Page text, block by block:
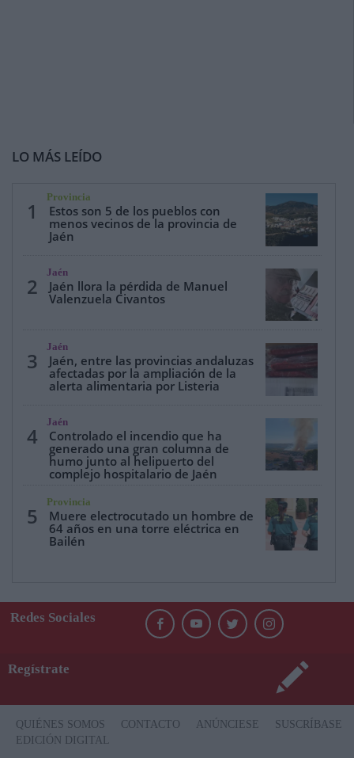
LO MÁS LEÍDO
1
Provincia
Estos son 5 de los pueblos con
menos vecinos de la provincia de
Jaén
2
Jaén
Jaén llora la pérdida de Manuel
Valenzuela Civantos
3
Jaén
Jaén, entre las provincias andaluzas
afectadas por la ampliación de la
alerta alimentaria por Listeria
4
Jaén
Controlado el incendio que ha
generado una gran columna de
humo junto al helipuerto del
complejo hospitalario de Jaén
5
Provincia
Muere electrocutado un hombre de
64 años en una torre eléctrica en
Bailén
Redes Sociales
Regístrate
QUIÉNES SOMOS CONTACTO ANÚNCIESE
SUSCRÍBASE
EDICIÓN DIGITAL